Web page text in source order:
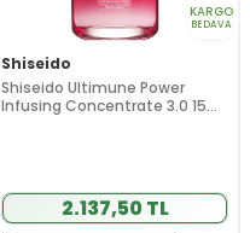
KARGO
BEDAVA
Shiseido
Shiseido Ultimune Power
Infusing Concentrate 3.0 15
2.137,50 TL